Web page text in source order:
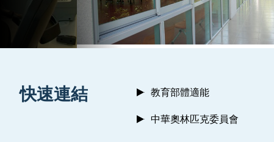
快速連結 教育部體適能
中華奧林匹克委員會